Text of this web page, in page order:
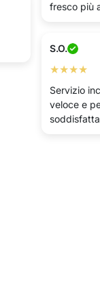
fresco più
S.O.
★★★★
Servizio
veloce e